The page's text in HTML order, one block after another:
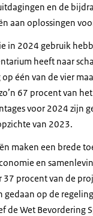
en de
aan oplossingen
in 2024 gebruik
heeft naar
één van de vier
67 procent van
voor 2024 zijn
van 2023.
maken een brede
en
37 procent van de
gedaan op de
de Wet Bevordering